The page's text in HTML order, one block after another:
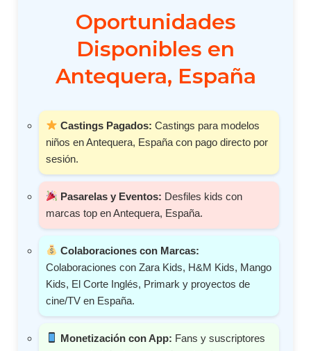
Oportunidades
Disponibles en
Antequera, España
Castings Pagados: Castings para modelos
niños en Antequera, España con pago directo por
sesión.
Pasarelas y Eventos: Desfiles kids con
marcas top en Antequera, España.
Colaboraciones con Marcas:
Colaboraciones con Zara Kids, H&M Kids, Mango
Kids, El Corte Inglés, Primark y proyectos de
cine/TV en España.
Monetización con App: Fans y suscriptores